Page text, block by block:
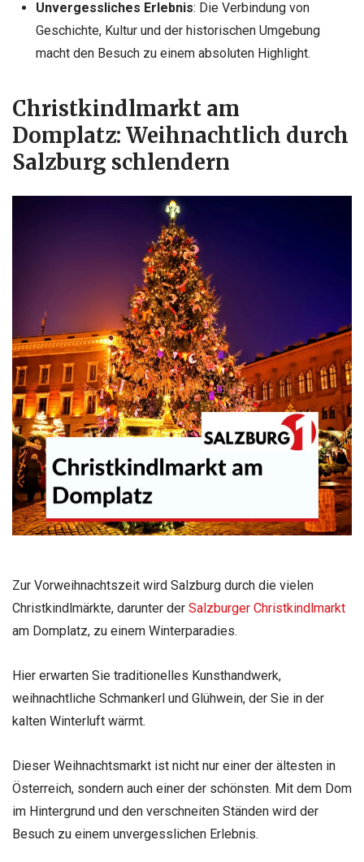
Unvergessliches Erlebnis: Die Verbindung von
Geschichte, Kultur und der historischen Umgebung
macht den Besuch zu einem absoluten Highlight.
Christkindlmarkt am
Domplatz: Weihnachtlich durch
Salzburg schlendern
Zur Vorweihnachtszeit wird Salzburg durch die vielen
Christkindlmärkte, darunter der Salzburger Christkindlmarkt
am Domplatz, zu einem Winterparadies.
Hier erwarten Sie traditionelles Kunsthandwerk,
weihnachtliche Schmankerl und Glühwein, der Sie in der
kalten Winterluft wärmt.
Dieser Weihnachtsmarkt ist nicht nur einer der ältesten in
Österreich, sondern auch einer der schönsten. Mit dem Dom
im Hintergrund und den verschneiten Ständen wird der
Besuch zu einem unvergesslichen Erlebnis.